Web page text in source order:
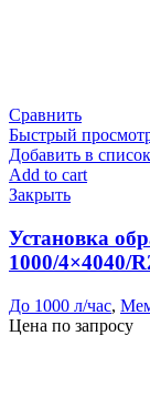
Сравнить
Быстрый
Добавить в
Add to cart
Закрыть
Установка
1000/4×4040/
До 1000 л/час,
Цена по запросу